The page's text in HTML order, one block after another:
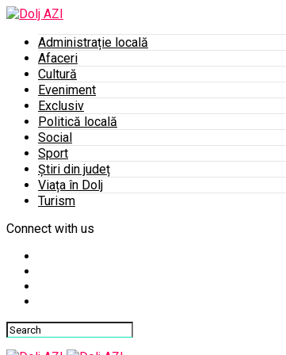
Administrație locală
Afaceri
Cultură
Eveniment
Exclusiv
Politică locală
Social
Sport
Știri din județ
Viața în Dolj
Turism
Connect with us